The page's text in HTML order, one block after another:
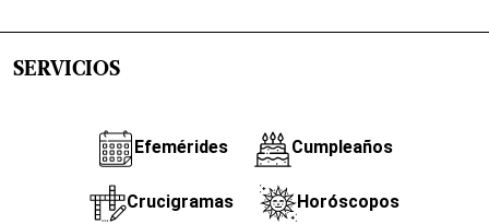
SERVICIOS
Efemérides Cumpleaños
Crucigramas Horóscopos